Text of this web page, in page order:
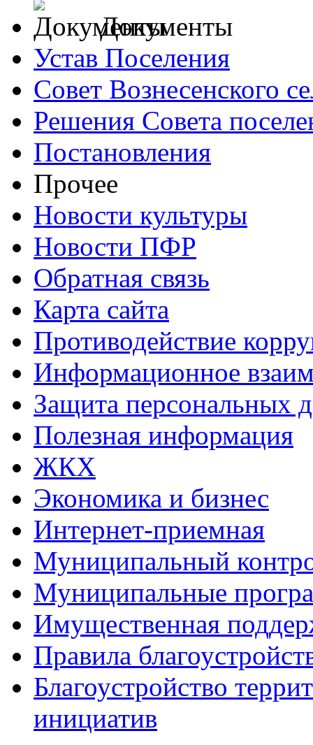
Документы
Устав Поселения
Совет Вознесенского
Решения Совета
Постановления
Прочее
Новости культуры
Новости ПФР
Обратная связь
Карта сайта
Противодействие
Информационное
Защита персональных
Полезная информация
ЖКХ
Экономика и бизнес
Интернет-приемная
Муниципальный
Муниципальные
Имущественная
Правила
Благоустройство
инициатив